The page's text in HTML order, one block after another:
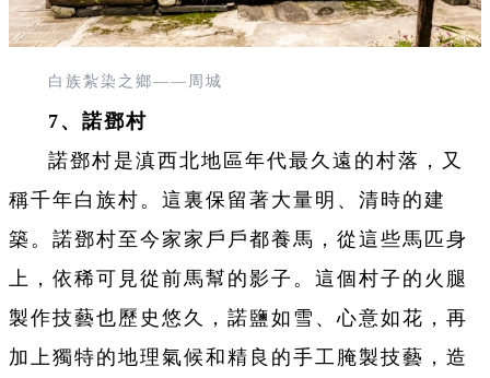
白族紮染之鄉——周城
7、諾鄧村
諾鄧村是滇西北地區年代最久遠的村落，又
稱千年白族村。這裏保留著大量明、清時的建
築。諾鄧村至今家家戶戶都養馬，從這些馬匹身
上，依稀可見從前馬幫的影子。這個村子的火腿
製作技藝也歷史悠久，諾鹽如雪、心意如花，再
加上獨特的地理氣候和精良的手工腌製技藝，造